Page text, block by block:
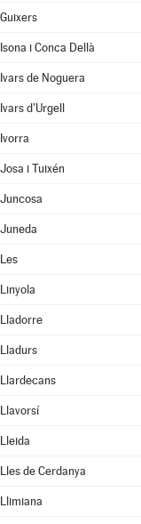
Guixers
Isona i Conca Dellà
Ivars de Noguera
Ivars d'Urgell
Ivorra
Josa i Tuixén
Juncosa
Juneda
Les
Linyola
Lladorre
Lladurs
Llardecans
Llavorsí
Lleida
Lles de Cerdanya
Llimiana